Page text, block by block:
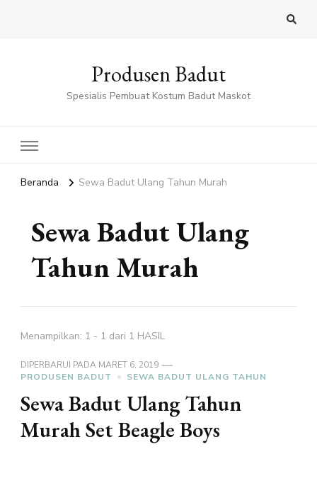
Produsen Badut
Spesialis Pembuat Kostum Badut Maskot
Beranda Sewa Badut Ulang Tahun Murah
Sewa Badut Ulang
Tahun Murah
Menampilkan: 1 - 1 dari 1 HASIL
DIPERBARUI PADA MARET 6, 2019
PRODUSEN BADUT
SEWA BADUT ULANG TAHUN
Sewa Badut Ulang Tahun
Murah Set Beagle Boys